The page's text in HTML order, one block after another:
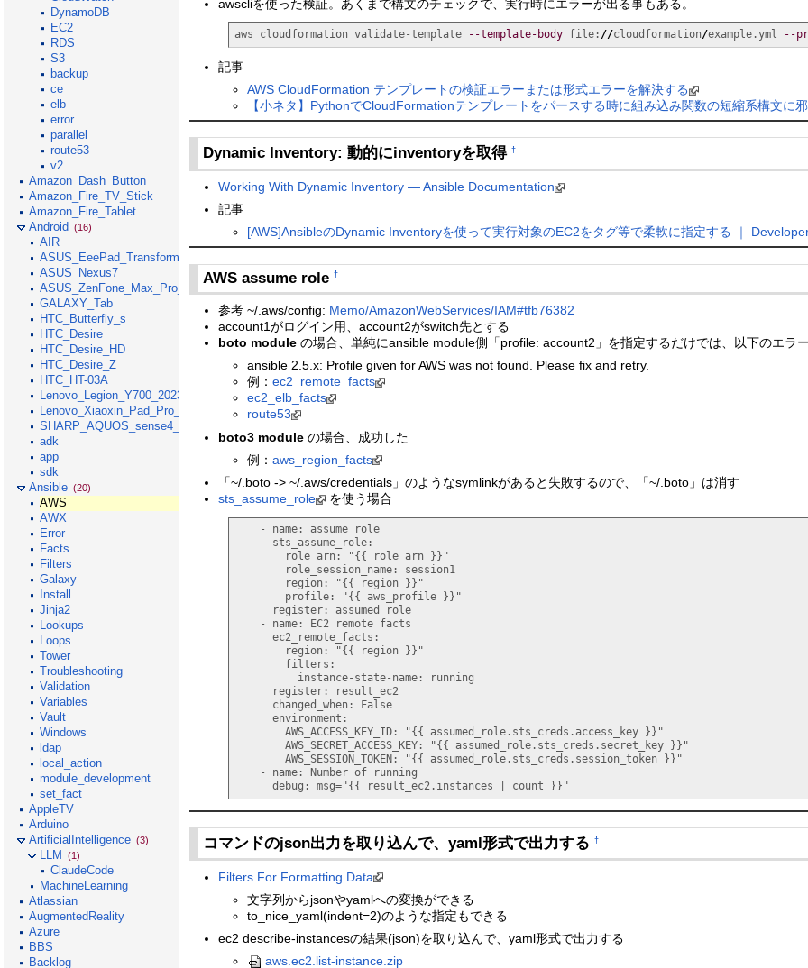
awscliを使った検証。あくまで構文のチェックで、実行時にエラーが出る事もある。
aws cloudformation validate-template --template-body file: //cloudformation/example.yml --
記事
AWS CloudFormation テンプレートの検証エラーまたは形式エラーを解決する
【小ネタ】PythonでCloudFormationテンプレートをパースする時に組み込み関数の短縮系構文に
Dynamic Inventory: 動的にinventoryを取得 †
Working With Dynamic Inventory — Ansible Documentation
記事
[AWS]AnsibleのDynamic Inventoryを使って実行対象のEC2をタグ等で柔軟に指定する ｜
AWS assume role †
参考 ~/.aws/config: Memo/AmazonWebServices/IAM#tfb76382
account1がログイン用、account2がswitch先とする
boto moduleの場合、単純にansible module側「profile: account2」を指定するだけでは、以下のエラ
ansible 2.5.x: Profile given for AWS was not found. Please fix and retry.
例： ec2_remote_facts
ec2_elb_facts
route53
boto3 moduleの場合、成功した
例： aws_region_facts
「~/.boto -> ~/.aws/credentials」のようなsymlinkがあると失敗するので、「~/.boto」は消す
sts_assume_role
を使う場合
    - name
: assume role
      sts_assume_role
:
        role_arn
:
"{{ role_arn }}"
        role_session_name
: session1
        region
:
"{{ region }}"
        profile
:
"{{ aws_profile }}"
      register
: assumed_role
    - name
:
EC2 remote facts
      ec2_remote_facts
:
        region
:
"{{ region }}"
        filters
:
          instance-state-name
:
running
      register
:
result_ec2
      changed_when
:
False
      environment
:
        AWS_ACCESS_KEY_ID
:
"{{ assumed_role.sts_creds.access_key }}"
        AWS_SECRET_ACCESS_KEY
:
"{{ assumed_role.sts_creds.secret_key }}"
        AWS_SESSION_TOKEN
:
"{{ assumed_role.sts_creds.session_token }}"
    - name
:
Number of running
      debug
: msg="{{ result_ec2.instances | count }}"
コマンドのjson出力を取り込んで、yaml形式で出力する †
Filters For Formatting Data
文字列からjsonやyamlへの変換ができる
to_nice_yaml(indent=2)のような指定もできる
ec2 describe-instancesの結果(json)を取り込んで、yaml形式で出力する
aws.ec2.list-instance.zip
DynamoDB
EC2
RDS
S3
backup
ce
elb
error
parallel
route53
v2
Amazon_Dash_Button
Amazon_Fire_TV_Stick
Amazon_Fire_Tablet
Android (16)
AIR
ASUS_EeePad_Transformer
ASUS_Nexus7
ASUS_ZenFone_Max_Pro_M1
GALAXY_Tab
HTC_Butterfly_s
HTC_Desire
HTC_Desire_HD
HTC_Desire_Z
HTC_HT-03A
Lenovo_Legion_Y700_2023
Lenovo_Xiaoxin_Pad_Pro_GT_2025
SHARP_AQUOS_sense4_lite
adk
app
sdk
Ansible (20)
AWS
AWX
Error
Facts
Filters
Galaxy
Install
Jinja2
Lookups
Loops
Tower
Troubleshooting
Validation
Variables
Vault
Windows
ldap
local_action
module_development
set_fact
AppleTV
Arduino
ArtificialIntelligence (3)
LLM (1)
ClaudeCode
MachineLearning
Atlassian
AugmentedReality
Azure
BBS
Backlog